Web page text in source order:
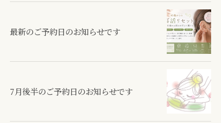
最新のご予約日のお知らせです
7月後半のご予約日のお知らせです